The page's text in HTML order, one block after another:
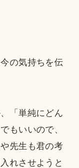
の気持ちを伝
「単純にどん
もいいので、
先生も君の考
れさせようと